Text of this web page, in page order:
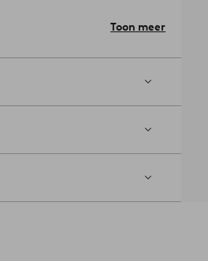
patroon er aan beide
temperatuur. Fijne was
Artikelnummer: 2247905-
Toon meer